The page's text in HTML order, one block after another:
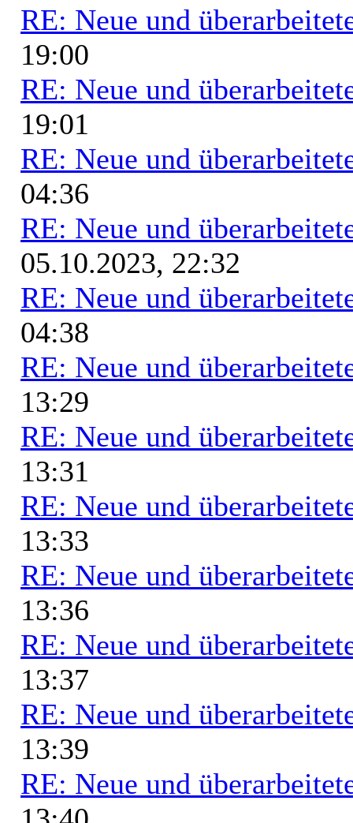
RE: Neue und
19:00
RE: Neue und
19:01
RE: Neue und
04:36
RE: Neue und
05.10.2023, 22:32
RE: Neue und
04:38
RE: Neue und
13:29
RE: Neue und
13:31
RE: Neue und
13:33
RE: Neue und
13:36
RE: Neue und
13:37
RE: Neue und
13:39
RE: Neue und